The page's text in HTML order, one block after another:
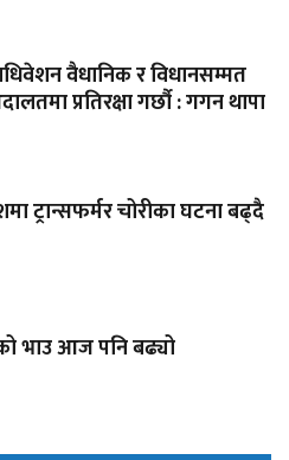
वैधानिक र विधानसम्मत
प्रतिरक्षा गर्छौ : गगन थापा
ट्रान्सफर्मर चोरीका घटना बढ्दै
भाउ आज पनि बढ्यो